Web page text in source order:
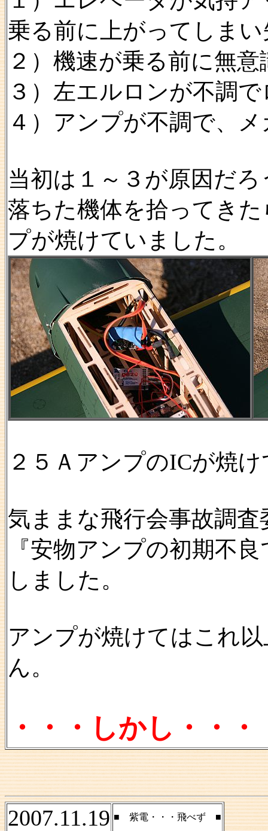
乗る前に上がってしまい
２）機速が乗る前に無
３）左エルロンが不調
４）アンプが不調で、
当初は１～３が原因だ
落ちた機体を拾ってき
プが焼けていました。
２５ＡアンプのICが焼
気ままな飛行会事故調査
『安物アンプの初期不
しました。
アンプが焼けてはこれ
ん。
・・・しかし・・・
2007.11.19 ■ 紫電・・・飛べず ■